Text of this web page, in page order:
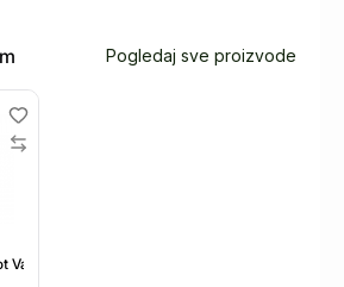
Pogledaj sve proizvode
Vacuum S40 EU